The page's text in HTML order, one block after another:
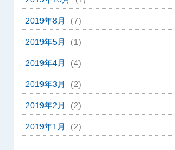
2019年8月 (7)
2019年5月 (1)
2019年4月 (4)
2019年3月 (2)
2019年2月 (2)
2019年1月 (2)